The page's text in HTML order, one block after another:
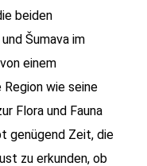
beiden
Šumava im
einem
wie seine
Flora und Fauna
genügend Zeit, die
zu erkunden, ob